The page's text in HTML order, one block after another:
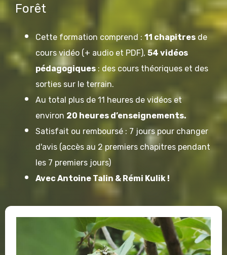
Forêt
Cette formation comprend : 11 chapitres de
cours vidéo (+ audio et PDF), 54 vidéos
pédagogiques : des cours théoriques et des
sorties sur le terrain.
Au total plus de 11 heures de vidéos et
environ 20 heures d’enseignements.
Satisfait ou remboursé : 7 jours pour changer
d'avis (accès au 2 premiers chapitres pendant
les 7 premiers jours)
Avec Antoine Talin & Rémi Kulik !